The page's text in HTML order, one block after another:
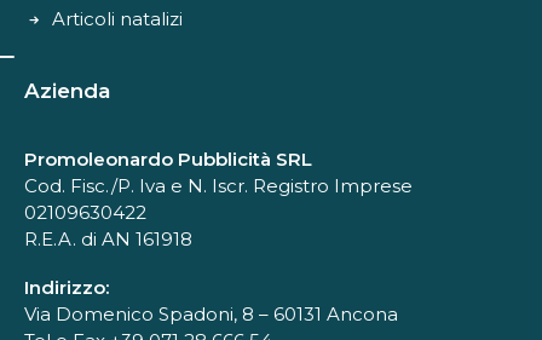
Articoli natalizi
Azienda
Promoleonardo Pubblicità SRL
Cod. Fisc./P. Iva e N. Iscr. Registro Imprese
02109630422
R.E.A. di AN 161918
Indirizzo:
Via Domenico Spadoni, 8 – 60131 Ancona